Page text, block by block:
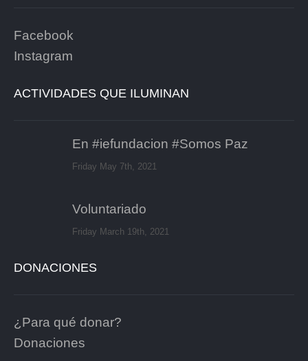
Facebook
Instagram
ACTIVIDADES QUE ILUMINAN
En #iefundacion #Somos Paz
Friday May 7th, 2021
Voluntariado
Friday March 19th, 2021
DONACIONES
¿Para qué donar?
Donaciones